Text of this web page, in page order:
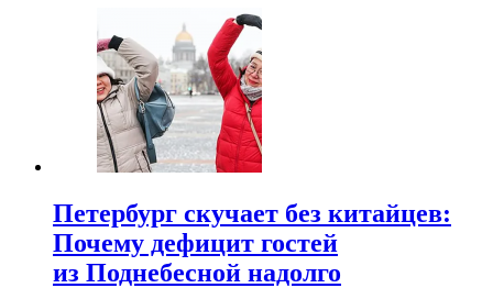
Петербург скучает без китайцев:
Почему дефицит гостей
из Поднебесной надолго